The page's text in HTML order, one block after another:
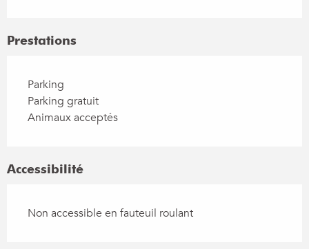
Prestations
Parking
Parking gratuit
Animaux acceptés
Accessibilité
Non accessible en fauteuil roulant